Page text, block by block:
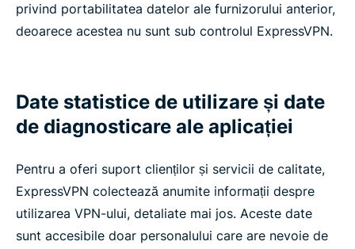
privind portabilitatea datelor ale furnizorului anterior,
deoarece acestea nu sunt sub controlul ExpressVPN.
Date statistice de utilizare și date
de diagnosticare ale aplicației
Pentru a oferi suport clienților și servicii de calitate,
ExpressVPN colectează anumite informații despre
utilizarea VPN-ului, detaliate mai jos. Aceste date
sunt accesibile doar personalului care are nevoie de